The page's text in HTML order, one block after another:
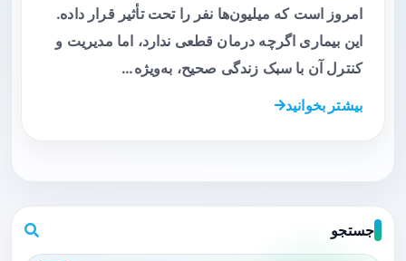
امروز است که میلیون‌ها نفر را تحت تأثیر قرار داده.
این بیماری اگرچه درمان قطعی ندارد، اما مدیریت و
کنترل آن با سبک زندگی صحیح، به‌ویژه…
بیشتر بخوانید
جستجو